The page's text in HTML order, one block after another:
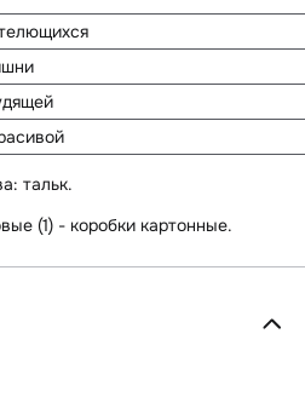
: тальк.
(1) - коробки картонные.